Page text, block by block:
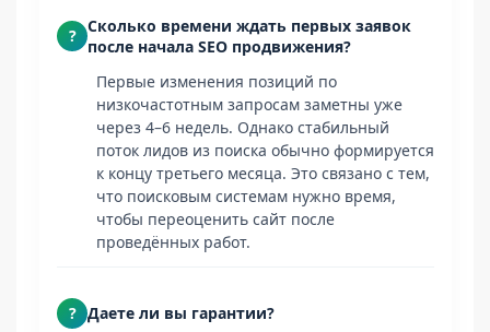
? Сколько времени ждать первых заявок
после начала SEO продвижения?
Первые изменения позиций по
низкочастотным запросам заметны уже
через 4–6 недель. Однако стабильный
поток лидов из поиска обычно формируется
к концу третьего месяца. Это связано с тем,
что поисковым системам нужно время,
чтобы переоценить сайт после
проведённых работ.
? Даете ли вы гарантии?